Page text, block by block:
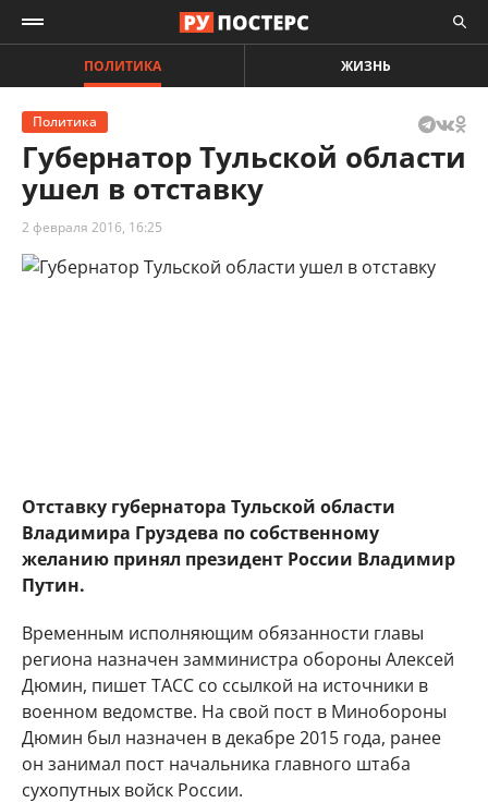
ПОЛИТИКА ЖИЗНЬ
Политика
Губернатор Тульской области
ушел в отставку
2 февраля 2016, 16:25
Отставку губернатора Тульской области
Владимира Груздева по собственному
желанию принял президент России Владимир
Путин.
Временным исполняющим обязанности главы
региона назначен замминистра обороны Алексей
Дюмин, пишет ТАСС со ссылкой на источники в
военном ведомстве. На свой пост в Минобороны
Дюмин был назначен в декабре 2015 года, ранее
он занимал пост начальника главного штаба
сухопутных войск России.